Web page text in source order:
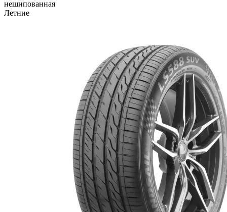
нешипованная
Летние